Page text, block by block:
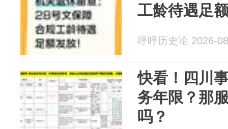
工龄待遇足
呼呼历史论 2026-
快看！四川
务年限？那
吗？